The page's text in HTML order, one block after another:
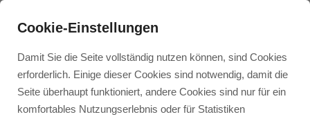
Cookie-Einstellungen
Damit Sie die Seite vollständig nutzen können, sind Cookies
erforderlich. Einige dieser Cookies sind notwendig, damit die
Seite überhaupt funktioniert, andere Cookies sind nur für ein
komfortables Nutzungserlebnis oder für Statistiken